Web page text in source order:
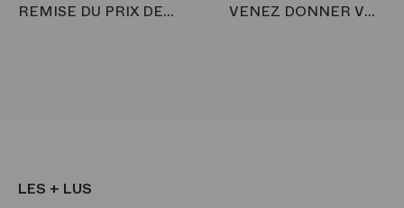
REMISE DU PRIX DE LA FONDATION SIGNATURE VENEZ DONNER VOTRE SANG DANS UN LIEU EXCEPTIONNEL : L'OPÉRA BASTILLE
LES + LUS